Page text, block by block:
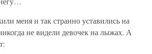
меня и так странно уставились на
не видели девочек на лыжах. А